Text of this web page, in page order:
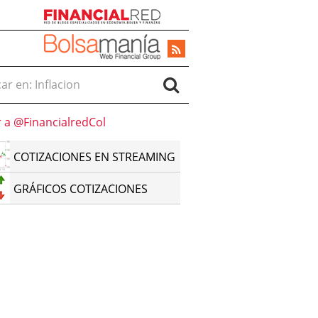
en:
a @FinancialredCol
COTIZACIONES EN STREAMING
GRÁFICOS COTIZACIONES